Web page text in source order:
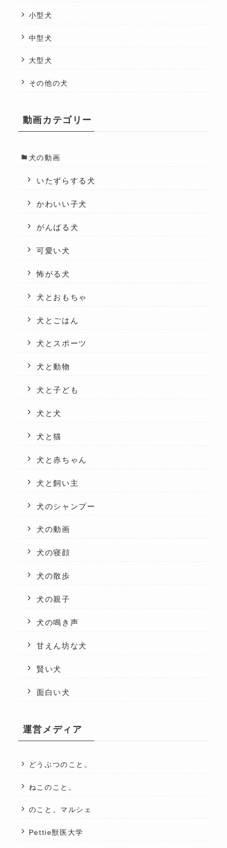
小型犬
中型犬
大型犬
その他の犬
動画カテゴリー
犬の動画
いたずらする犬
かわいい子犬
がんばる犬
可愛い犬
怖がる犬
犬とおもちゃ
犬とごはん
犬とスポーツ
犬と動物
犬と子ども
犬と犬
犬と猫
犬と赤ちゃん
犬と飼い主
犬のシャンプー
犬の動画
犬の寝顔
犬の散歩
犬の親子
犬の鳴き声
甘えん坊な犬
賢い犬
面白い犬
運営メディア
どうぶつのこと。
ねこのこと。
のこと。マルシェ
Pettie獣医大学